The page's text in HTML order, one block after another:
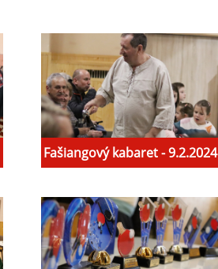
Fašiangový kabaret - 9.2.2024